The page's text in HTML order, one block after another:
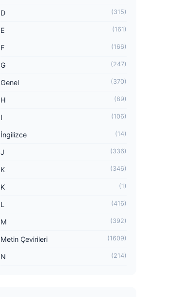
D (315)
E (161)
F (166)
G (247)
Genel (370)
H (89)
I (106)
İngilizce (14)
J (336)
K (346)
K (1)
L (416)
M (392)
Metin Çevirileri (1609)
N (214)